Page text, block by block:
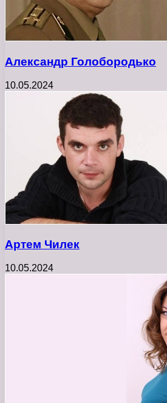
Александр Голобородько
10.05.2024
Артем Чилек
10.05.2024